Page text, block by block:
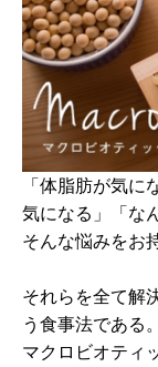
「体脂肪が気
気になる」「な
そんな悩みをお
それらを全て解
う食事法である。
マクロビオティ